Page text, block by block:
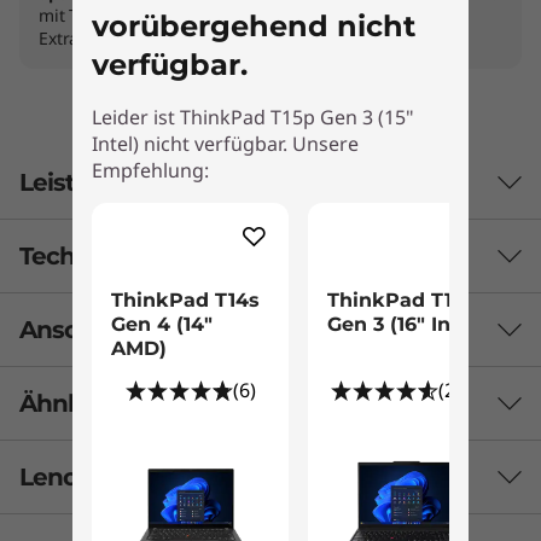
mit Think PCs: schnellste Reparaturen, Support und
Extras
Leistungsmerkmale
Technische Daten
68 Wh
Unterstützt Rapid Charge
Sicherheit
dTPM 2.0 (Discrete Trusted Platform Module)
Anschlüsse und Steckplätze
Ähnliche Produkte vergleichen
3 Similiar products selected
Lenovo Services
vorübergehend nicht
verfügbar.
Leider ist ThinkPad T15p Gen 3 (15"
Intel) nicht verfügbar. Unsere
Empfehlung:
ThinkPad T14s
Gen 4 (14″
AMD)
(6)
ThinkPad T16
Gen 3 (16" Intel)
(276)